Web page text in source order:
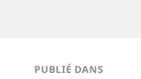
PUBLIÉ DANS